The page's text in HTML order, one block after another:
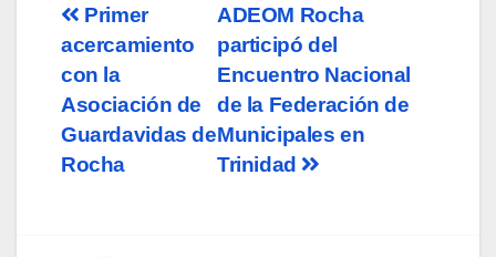
Navegación
de
entradas
ADEOM Rocha
participó del
Encuentro Nacional
de la Federación de
Municipales en
Trinidad
Primer
acercamiento
con la
Asociación de
Guardavidas de
Rocha